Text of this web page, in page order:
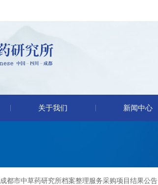
关于我们 新闻中心
成都市中草药研究所档案整理服务采购项目结果公告